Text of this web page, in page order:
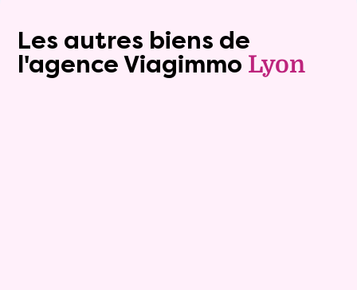
Les autres biens de
l'agence Viagimmo Lyon